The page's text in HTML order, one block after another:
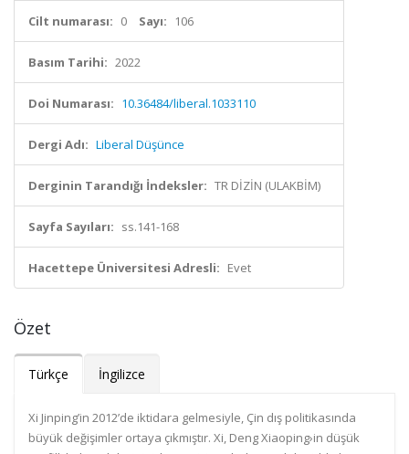
Cilt numarası: 0 Sayı: 106
Basım Tarihi: 2022
Doi Numarası: 10.36484/liberal.1033110
Dergi Adı: Liberal Düşünce
Derginin Tarandığı İndeksler: TR DİZİN (ULAKBİM)
Sayfa Sayıları: ss.141-168
Hacettepe Üniversitesi Adresli: Evet
Özet
Türkçe İngilizce
Xi Jinping’in 2012’de iktidara gelmesiyle, Çin dış politikasında
büyük değişimler ortaya çıkmıştır. Xi, Deng Xiaoping›in düşük